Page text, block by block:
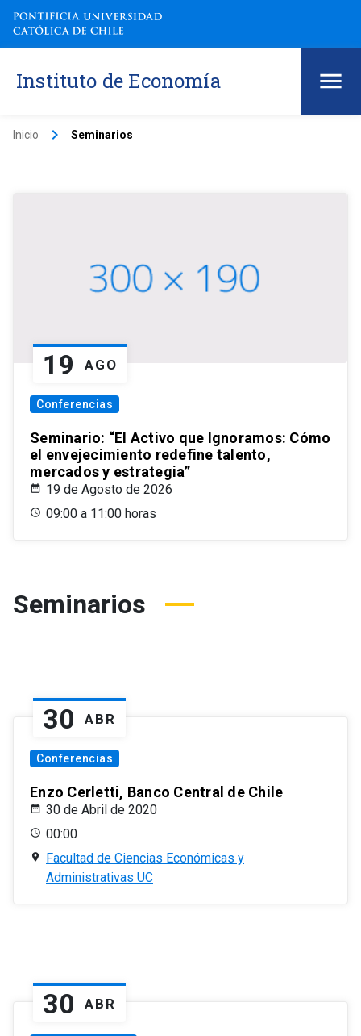
Instituto de Economía
Inicio keyboard_arrow_right Seminarios
19 AGO
Conferencias
Seminario: “El Activo que Ignoramos: Cómo
el envejecimiento redefine talento,
mercados y estrategia”
19 de Agosto de 2026
09:00 a 11:00 horas
Seminarios
30 ABR
Conferencias
Enzo Cerletti, Banco Central de Chile
30 de Abril de 2020
00:00
Facultad de Ciencias Económicas y
Administrativas UC
30 ABR